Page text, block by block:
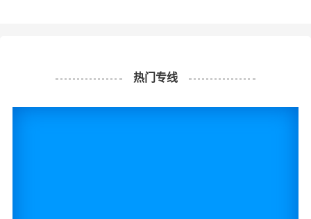
通知公司客服以便安排仓库存放。
热门专线